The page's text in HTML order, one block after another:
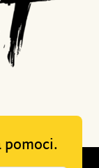
pomoci.